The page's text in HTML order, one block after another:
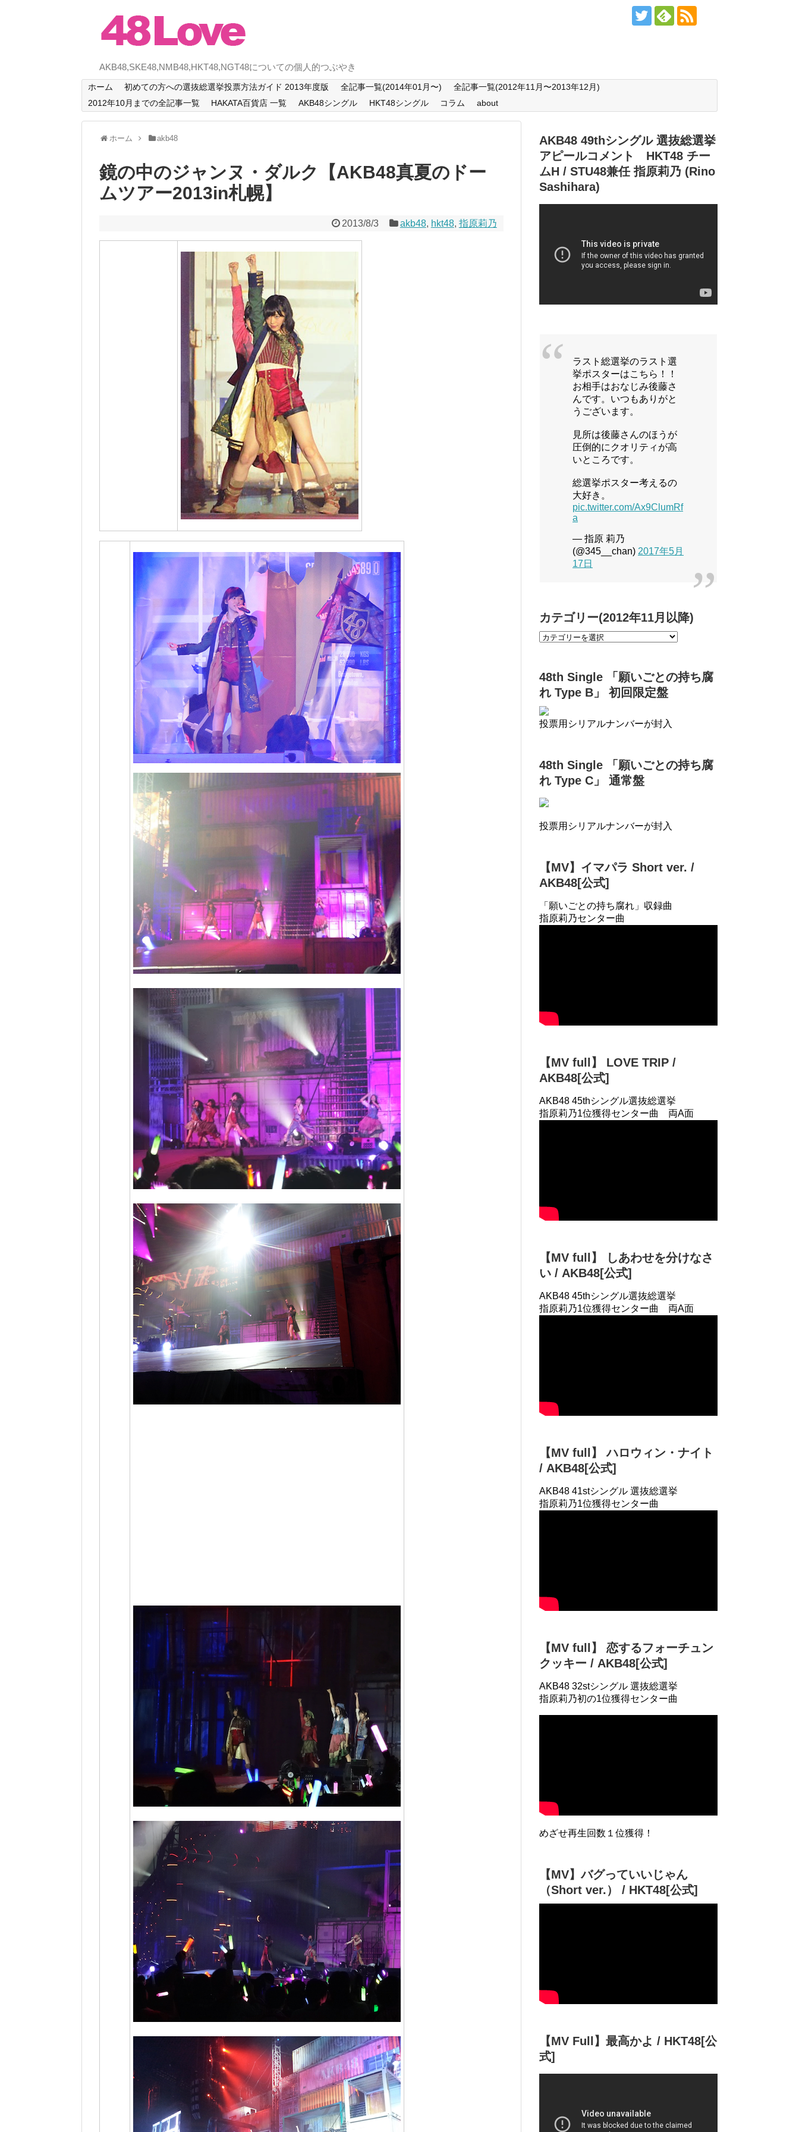
AKB48,SKE48,NMB48,HKT48,NGT48についての個人的つぶやき
ホーム 初めての方への選抜総選挙投票方法ガイド 2013年度版 全記事一覧(2014年01月〜)
全記事一覧(2012年11月〜2013年12月)
2012年10月までの全記事一覧
HAKATA百貨店 一覧 AKB48シングル HKT48シングル コラム about
ホーム akb48
鏡の中のジャンヌ・ダルク【AKB48真夏のドー
ムツアー2013in札幌】
2013/8/3 akb48, hkt48, 指原莉乃
AKB48 49thシングル 選抜総選挙
アピールコメント HKT48 チー
ムH / STU48兼任 指原莉乃 (Rino
Sashihara)
ラスト総選挙のラスト選
挙ポスターはこちら！！
お相手はおなじみ後藤さ
んです。いつもありがと
うございます。
見所は後藤さんのほうが
圧倒的にクオリティが高
いところです。
総選挙ポスター考えるの
大好き。
pic.twitter.com/Ax9ClumRf
a
— 指原 莉乃
(@345__chan) 2017年5月
17日
カテゴリー(2012年11月以降)
48th Single 「願いごとの持ち腐
れ Type B」 初回限定盤
投票用シリアルナンバーが封入
48th Single 「願いごとの持ち腐
れ Type C」 通常盤
投票用シリアルナンバーが封入
【MV】イマパラ Short ver. /
AKB48[公式]
「願いごとの持ち腐れ」収録曲
指原莉乃センター曲
【MV full】 LOVE TRIP /
AKB48[公式]
AKB48 45thシングル選抜総選挙
指原莉乃1位獲得センター曲 両A面
【MV full】 しあわせを分けなさ
い / AKB48[公式]
AKB48 45thシングル選抜総選挙
指原莉乃1位獲得センター曲 両A面
【MV full】 ハロウィン・ナイト
/ AKB48[公式]
AKB48 41stシングル 選抜総選挙
指原莉乃1位獲得センター曲
【MV full】 恋するフォーチュン
クッキー / AKB48[公式]
AKB48 32stシングル 選抜総選挙
指原莉乃初の1位獲得センター曲
【MV】バグっていいじゃん
（Short ver.） / HKT48[公式]
【MV Full】最高かよ / HKT48[公
式]